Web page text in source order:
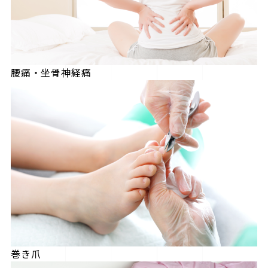
腰痛・坐骨神経痛
巻き爪